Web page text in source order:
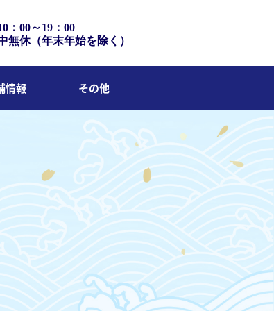
：00～19：00
無休（年末年始を除く）
情報 その他